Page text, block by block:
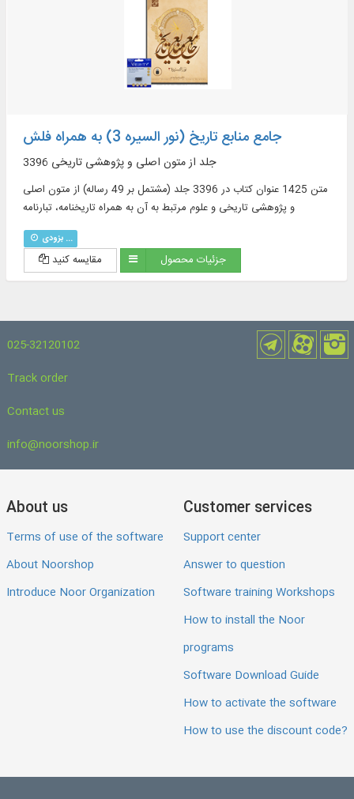
جامع منابع تاریخ (نور السیره 3) به همراه فلش
3396 جلد از متون اصلی و پژوهشی تاریخی
متن 1425 عنوان کتاب در 3396 جلد (مشتمل بر 49 رساله) از متون اصلی
و پژوهشی تاریخی و علوم مرتبط به آن به همراه تاریخنامه، تبارنامه
بزودی ...
مقایسه کنید جزئیات محصول
025-32120102
Track order
Contact us
info@noorshop.ir
About us
Terms of use of the software
About Noorshop
Introduce Noor Organization
Customer services
Support center
Answer to question
Software training Workshops
How to install the Noor
programs
Software Download Guide
How to activate the software
How to use the discount code?